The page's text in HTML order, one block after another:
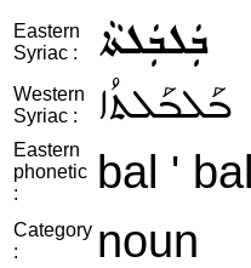
Eastern
Syriac :
ܒܲܠܒܲܠܬܵܐ
Western
Syriac :
ܒܰܠܒܰܠܬܳܐ
Eastern
phonetic
:
bal '
Category
:
noun